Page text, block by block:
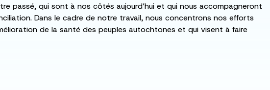
passé, qui sont à nos côtés aujourd’hui et qui nous accompagneront
Dans le cadre de notre travail, nous concentrons nos efforts
de la santé des peuples autochtones et qui visent à faire